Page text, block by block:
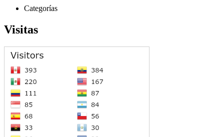
Categorías
Visitas